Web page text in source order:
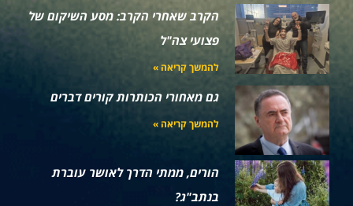
הקרב שאחרי הקרב: מסע השיקום של
פצועי צה"ל
להמשך קריאה »
גם מאחורי הכותרות קורים דברים
להמשך קריאה »
הורים, ממתי הדרך לאושר עוברת
בנתב"ג?